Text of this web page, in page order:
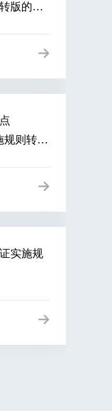
版的通
则转版
实施规